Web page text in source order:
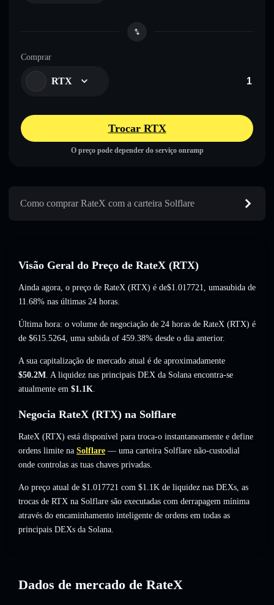
Comprar
RTX
Trocar RTX
O preço pode depender do serviço onramp
Como comprar RateX com a carteira Solflare
Visão Geral do Preço de RateX (RTX)
Ainda agora, o preço de RateX (RTX) é de$1.017721, umasubida de
11.68% nas últimas 24 horas.
Última hora: o volume de negociação de 24 horas de RateX (RTX) é
de $615.5264, uma subida of 459.38% desde o dia anterior.
A sua capitalização de mercado atual é de aproximadamente
$50.2M. A liquidez nas principais DEX da Solana encontra-se
atualmente em $1.1K.
Negocia RateX (RTX) na Solflare
RateX (RTX) está disponível para troca-o instantaneamente e define
ordens limite na Solflare — uma carteira Solflare não-custodial
onde controlas as tuas chaves privadas.
Ao preço atual de $1.017721 com $1.1K de liquidez nas DEXs, as
trocas de RTX na Solflare são executadas com derrapagem mínima
através do encaminhamento inteligente de ordens em todas as
principais DEXs da Solana.
Dados de mercado de RateX